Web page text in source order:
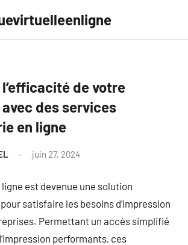
de votre
des services
en ligne
juin 27, 2024
ligne est devenue une solution
satisfaire les besoins d’impression
Permettant un accès simplifié
performants, ces